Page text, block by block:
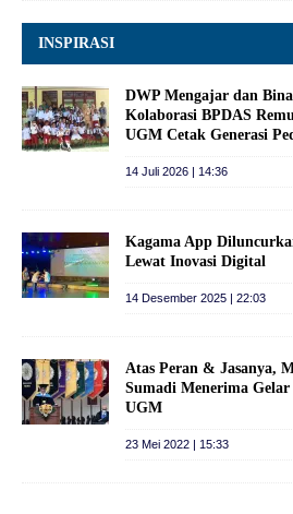
INSPIRASI
DWP Mengajar dan
Kolaborasi BPDAS
UGM Cetak Generasi
14 Juli 2026 | 14:36
Kagama App
Lewat Inovasi Digital
14 Desember 2025 | 22:03
Atas Peran & Jasanya,
Sumadi Menerima
UGM
23 Mei 2022 | 15:33